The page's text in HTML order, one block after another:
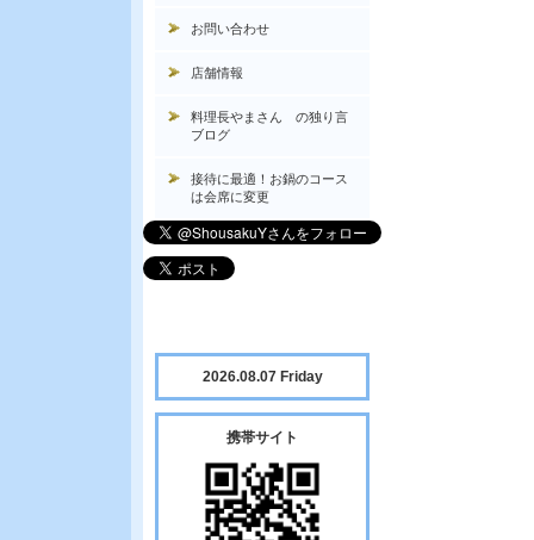
お問い合わせ
店舗情報
料理長やまさん の独り言
ブログ
接待に最適！お鍋のコース
は会席に変更
2026.08.07 Friday
携帯サイト